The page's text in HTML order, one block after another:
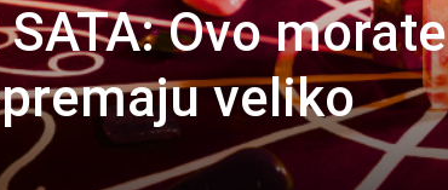
Ovo morate
veliko